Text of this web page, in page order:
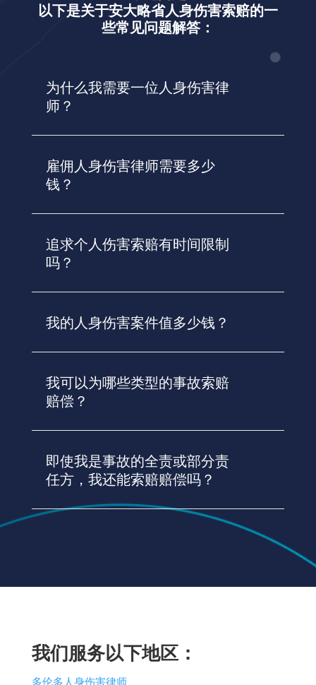
以下是关于安大略省人身伤害索赔的一
些常见问题解答：
为什么我需要一位人身伤害律
师？
雇佣人身伤害律师需要多少
钱？
追求个人伤害索赔有时间限制
吗？
我的人身伤害案件值多少钱？
我可以为哪些类型的事故索赔
赔偿？
即使我是事故的全责或部分责
任方，我还能索赔赔偿吗？
我们服务以下地区：
多伦多人身伤害律师